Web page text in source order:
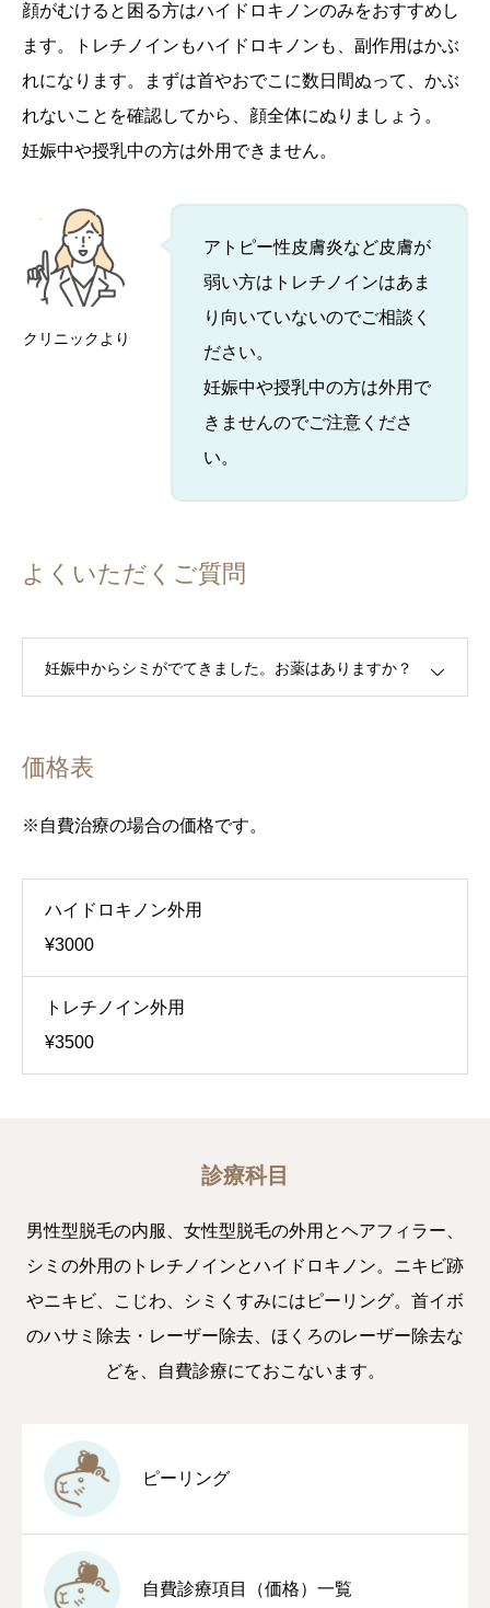
顔がむけると困る方はハイドロキノンのみをおすすめし
ます。トレチノインもハイドロキノンも、副作用はかぶ
れになります。まずは首やおでこに数日間ぬって、かぶ
れないことを確認してから、顔全体にぬりましょう。
妊娠中や授乳中の方は外用できません。
クリニックより
アトピー性皮膚炎など皮膚が
弱い方はトレチノインはあま
り向いていないのでご相談く
ださい。
妊娠中や授乳中の方は外用で
きませんのでご注意くださ
い。
よくいただくご質問
妊娠中からシミがでてきました。お薬はありますか？
価格表
※自費治療の場合の価格です。
ハイドロキノン外用
¥3000
トレチノイン外用
¥3500
診療科目
男性型脱毛の内服、女性型脱毛の外用とヘアフィラー、
シミの外用のトレチノインとハイドロキノン。ニキビ跡
やニキビ、こじわ、シミくすみにはピーリング。首イボ
のハサミ除去・レーザー除去、ほくろのレーザー除去な
どを、自費診療にておこないます。
ピーリング
自費診療項目（価格）一覧